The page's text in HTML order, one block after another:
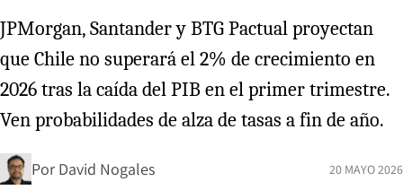
JPMorgan, Santander y BTG Pactual proyectan
que Chile no superará el 2% de crecimiento en
2026 tras la caída del PIB en el primer trimestre.
Ven probabilidades de alza de tasas a fin de año.
Por David Nogales 20 MAYO 2026